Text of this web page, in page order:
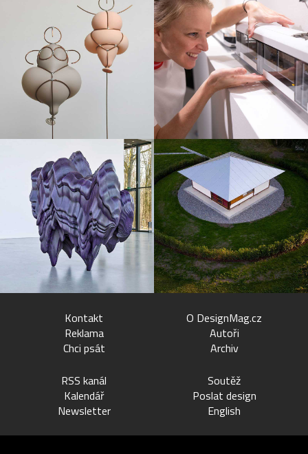
Kontakt
Reklama
Chci psát
O DesignMag.cz
Autoři
Archiv
RSS kanál
Kalendář
Newsletter
Soutěž
Poslat design
English